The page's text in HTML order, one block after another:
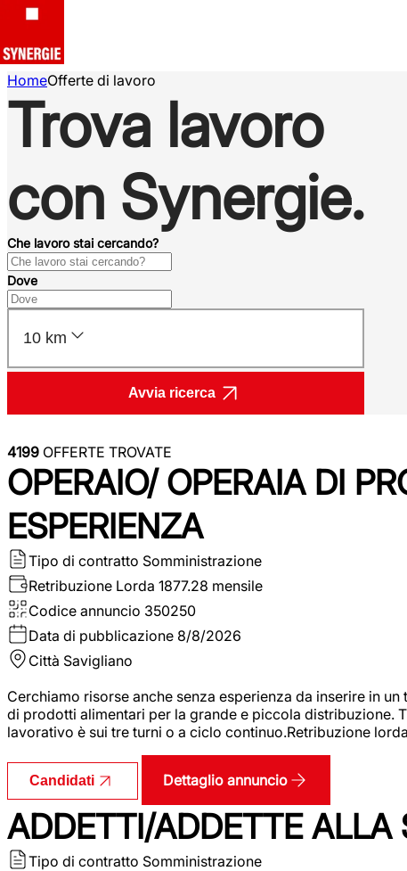
HomeOfferte di lavoro
Trova lavoro
con Synergie.
Che lavoro stai cercando?
Dove
10 km
Avvia ricerca
4199 OFFERTE TROVATE
OPERAIO/ OPERAIA DI
ESPERIENZA
Tipo di contratto Somministrazione
Retribuzione Lorda 1877.28 mensile
Codice annuncio 350250
Data di pubblicazione 8/8/2026
Città Savigliano
Cerchiamo risorse anche senza esperienza da inserire in
di prodotti alimentari per la grande e piccola distribuzione.
lavorativo è sui tre turni o a ciclo continuo.Retribuzione
Candidati Dettaglio annuncio
ADDETTI/ADDETTE ALLA
Tipo di contratto Somministrazione